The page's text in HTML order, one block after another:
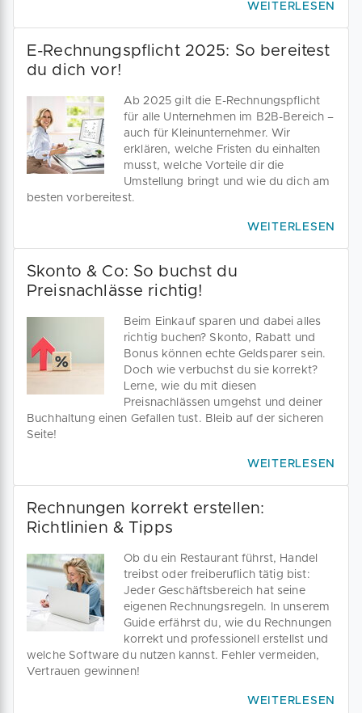
WEITERLESEN
E-Rechnungspflicht 2025: So bereitest
du dich vor!
Ab 2025 gilt die E-Rechnungspflicht
für alle Unternehmen im B2B-Bereich –
auch für Kleinunternehmer. Wir
erklären, welche Fristen du einhalten
musst, welche Vorteile dir die
Umstellung bringt und wie du dich am
besten vorbereitest.
WEITERLESEN
Skonto & Co: So buchst du
Preisnachlässe richtig!
Beim Einkauf sparen und dabei alles
richtig buchen? Skonto, Rabatt und
Bonus können echte Geldsparer sein.
Doch wie verbuchst du sie korrekt?
Lerne, wie du mit diesen
Preisnachlässen umgehst und deiner
Buchhaltung einen Gefallen tust. Bleib auf der sicheren
Seite!
WEITERLESEN
Rechnungen korrekt erstellen:
Richtlinien & Tipps
Ob du ein Restaurant führst, Handel
treibst oder freiberuflich tätig bist:
Jeder Geschäftsbereich hat seine
eigenen Rechnungsregeln. In unserem
Guide erfährst du, wie du Rechnungen
korrekt und professionell erstellst und
welche Software du nutzen kannst. Fehler vermeiden,
Vertrauen gewinnen!
WEITERLESEN